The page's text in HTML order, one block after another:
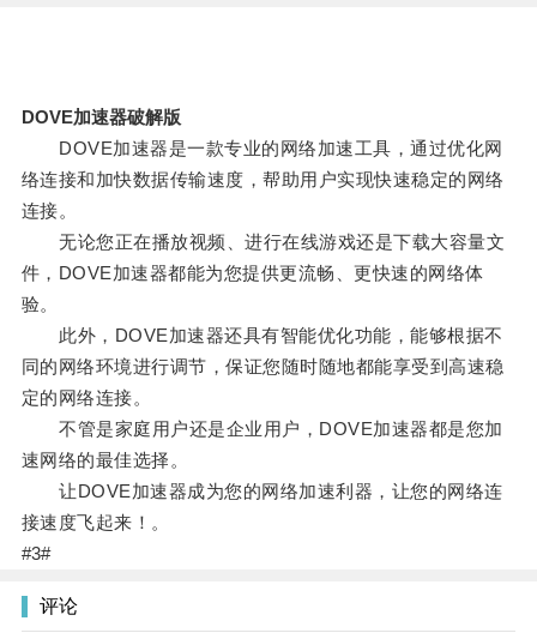
DOVE加速器破解版
DOVE加速器是一款专业的网络加速工具，通过优化网
络连接和加快数据传输速度，帮助用户实现快速稳定的网络
连接。
无论您正在播放视频、进行在线游戏还是下载大容量文
件，DOVE加速器都能为您提供更流畅、更快速的网络体
验。
此外，DOVE加速器还具有智能优化功能，能够根据不
同的网络环境进行调节，保证您随时随地都能享受到高速稳
定的网络连接。
不管是家庭用户还是企业用户，DOVE加速器都是您加
速网络的最佳选择。
让DOVE加速器成为您的网络加速利器，让您的网络连
接速度飞起来！。
#3#
评论